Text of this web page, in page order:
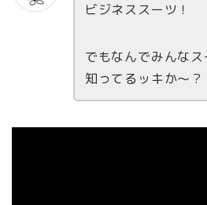
ビジネススーツ！
でもなんでみんな
知ってるッキか～？